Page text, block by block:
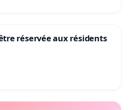
réservée aux résidents